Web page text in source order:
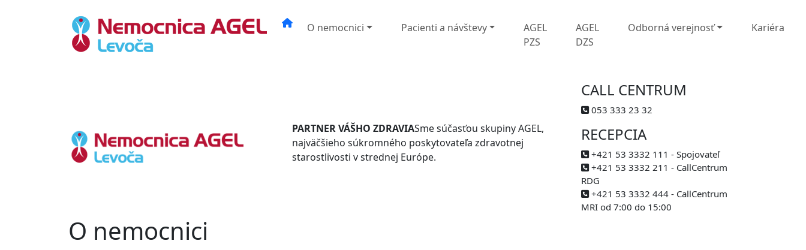
O nemocnici Pacienti a návštevy
AGEL
PZS
AGEL
DZS
Odborná verejnosť Kariéra
PARTNER VÁŠHO ZDRAVIASme súčasťou skupiny AGEL,
najväčšieho súkromného poskytovateľa zdravotnej
starostlivosti v strednej Európe.
CALL CENTRUM
053 333 23 32
RECEPCIA
+421 53 3332 111 - Spojovateľ
+421 53 3332 211 - CallCentrum
RDG
+421 53 3332 444 - CallCentrum
MRI od 7:00 do 15:00
O nemocnici